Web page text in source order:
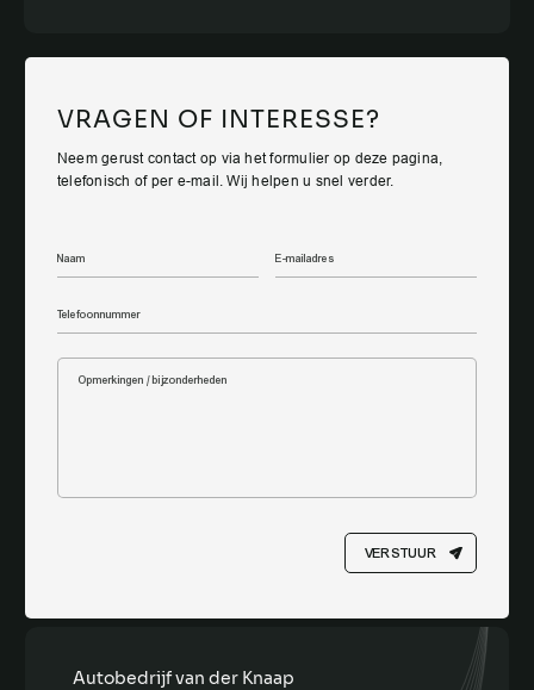
VRAGEN OF INTERESSE?
Neem gerust contact op via het formulier op deze pagina,
telefonisch of per e-mail. Wij helpen u snel verder.
VERSTUUR
Autobedrijf van der Knaap